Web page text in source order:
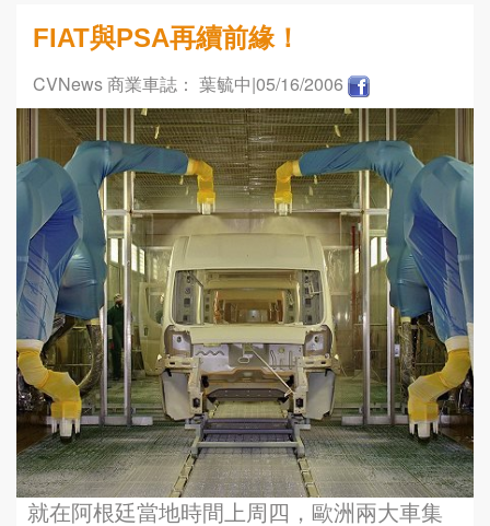
FIAT與PSA再續前緣！
CVNews 商業車誌： 葉毓中|05/16/2006
就在阿根廷當地時間上周四，歐洲兩大車集